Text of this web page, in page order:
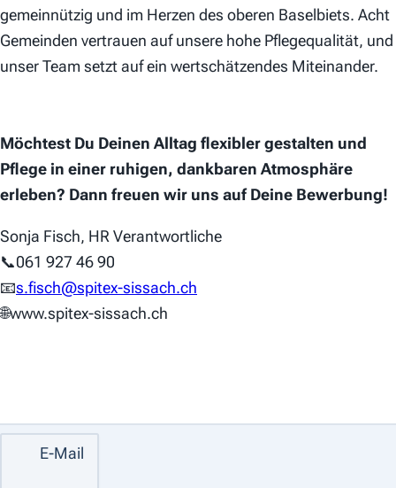
gemeinnützig und im Herzen des oberen Baselbiets. Acht
Gemeinden vertrauen auf unsere hohe Pflegequalität, und
unser Team setzt auf ein wertschätzendes Miteinander.
Möchtest Du Deinen Alltag flexibler gestalten und
Pflege in einer ruhigen, dankbaren Atmosphäre
erleben? Dann freuen wir uns auf Deine Bewerbung!
Sonja Fisch, HR Verantwortliche
📞061 927 46 90
📧s.fisch@spitex-sissach.ch
🌐www.spitex-sissach.ch
E-Mail